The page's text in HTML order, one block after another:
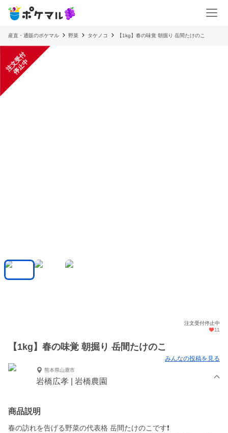
産直・通販のポケマル 野菜 タケノコ 【1kg】春の味覚 朝掘り 岳間たけのこ
注
文
受
付
停
止
中
注文受付停止中
11
【1kg】春の味覚 朝掘り 岳間たけのこ
みんなの投稿を見る
熊本県山鹿市
岩橋広孝 | 岩橋農園
商品説明
春の訪れを告げる野菜の代表格 岳間たけのこです❗️